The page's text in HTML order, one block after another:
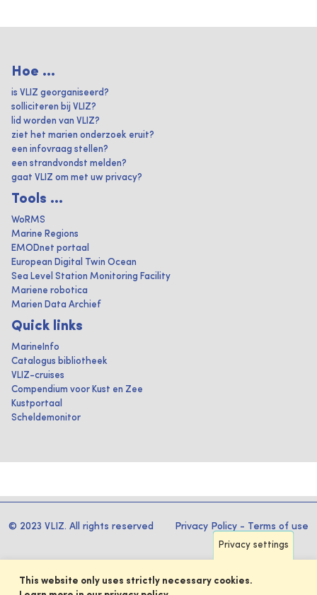
Hoe ...
is VLIZ georganiseerd?
solliciteren bij VLIZ?
lid worden van VLIZ?
ziet het marien onderzoek eruit?
een infovraag stellen?
een strandvondst melden?
gaat VLIZ om met uw privacy?
Tools ...
WoRMS
Marine Regions
EMODnet portaal
European Digital Twin Ocean
Sea Level Station Monitoring Facility
Mariene robotica
Marien Data Archief
Quick links
MarineInfo
Catalogus bibliotheek
VLIZ-cruises
Compendium voor Kust en Zee
Kustportaal
Scheldemonitor
© 2023 VLIZ. All rights reserved Privacy Policy - Terms of use
Privacy settings
This website only uses strictly necessary cookies.